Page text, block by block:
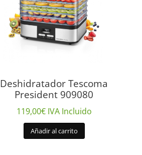
Deshidratador Tescoma
President 909080
119,00€ IVA Incluido
Añadir al carrito